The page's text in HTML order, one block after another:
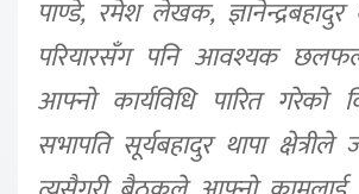
पाण्डे, रमेश लेखक,
परियारसँग पनि आवश्यक
आफ्नो कार्यविधि पारित गरेको
सभापति सूर्यबहादुर थापा क्षेत्रीले